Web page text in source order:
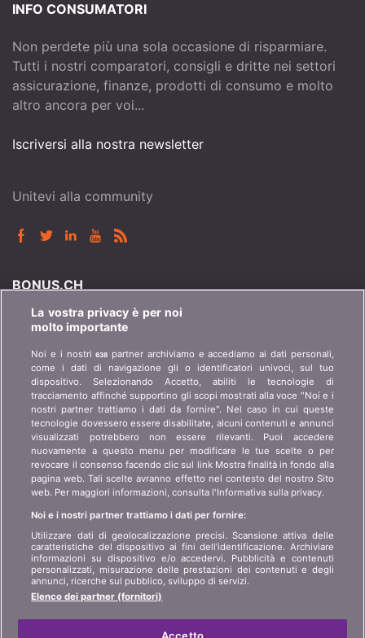
INFO CONSUMATORI
Non perdete più una sola occasione di risparmiare.
Tutti i nostri comparatori, consigli e dritte nei settori
assicurazione, finanze, prodotti di consumo e molto
altro ancora per voi...
Iscriversi alla nostra newsletter
Unitevi alla community
BONUS.CH
Chi è bonus.ch? Come funzionano i comparatori?
Chi siamo?
Contatto
Pubblicità
Affiliazione
Partner
Stampa
informazioni per i clienti
art 45 LSA
Protezione dei dati
Informazioni giuridiche
Mappa del sito
LINGUA
FR IT
La vostra privacy è per noi
molto importante
Noi e i nostri638 partner archiviamo e accediamo ai dati personali,
come i dati di navigazione gli o identificatori univoci, sul tuo
dispositivo. Selezionando Accetto, abiliti le tecnologie di
tracciamento affinché supportino gli scopi mostrati alla voce "Noi e i
nostri partner trattiamo i dati da fornire". Nel caso in cui queste
tecnologie dovessero essere disabilitate, alcuni contenuti e annunci
visualizzati potrebbero non essere rilevanti. Puoi accedere
nuovamente a questo menu per modificare le tue scelte o per
revocare il consenso facendo clic sul link Mostra finalità in fondo alla
pagina web. Tali scelte avranno effetto nel contesto del nostro Sito
web. Per maggiori informazioni, consulta l'Informativa sulla privacy.
Noi e i nostri partner trattiamo i dati per fornire:
Utilizzare dati di geolocalizzazione precisi. Scansione attiva delle
caratteristiche del dispositivo ai fini dell’identificazione. Archiviare
informazioni su dispositivo e/o accedervi. Pubblicità e contenuti
personalizzati, misurazione delle prestazioni dei contenuti e degli
annunci, ricerche sul pubblico, sviluppo di servizi.
Elenco dei partner (fornitori)